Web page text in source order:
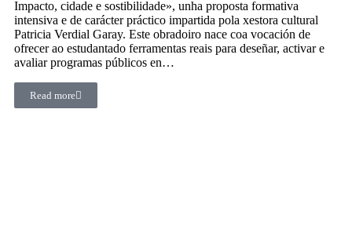
Impacto, cidade e sostibilidade», unha proposta formativa
intensiva e de carácter práctico impartida pola xestora cultural
Patricia Verdial Garay. Este obradoiro nace coa vocación de
ofrecer ao estudantado ferramentas reais para deseñar, activar e
avaliar programas públicos en…
Read more